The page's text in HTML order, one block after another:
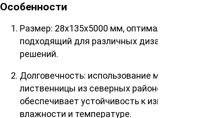
Особенности
Размер: 28х135х5000 мм, оптимально
подходящий для различных дизайнерских
решений.
Долговечность: использование массива
лиственницы из северных районов
обеспечивает устойчивость к изменениям
влажности и температуре.